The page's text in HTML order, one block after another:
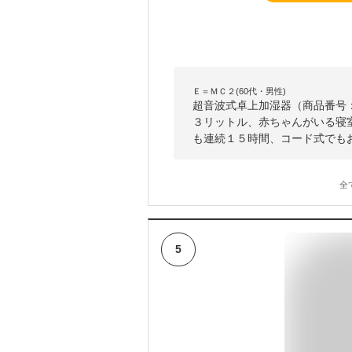
Ｅ＝ＭＣ２(60代・男性)
超音波式卓上加湿器（商品番
３リットル、赤ちゃんがいる
も連続１５時間、コード式でも
全
5